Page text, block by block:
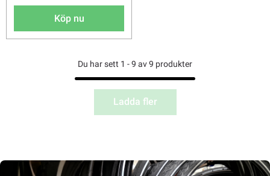
Köp nu
Du har sett 1 - 9 av 9 produkter
Ladda fler